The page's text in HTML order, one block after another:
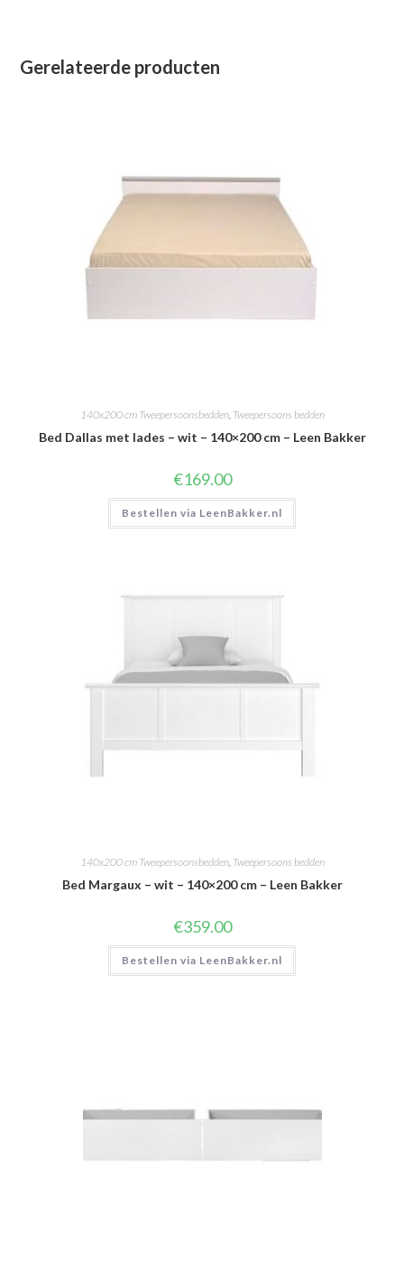
Gerelateerde producten
140x200 cm Tweepersoonsbedden, Tweepersoons bedden
Bed Dallas met lades – wit – 140×200 cm – Leen Bakker
€169.00
Bestellen via LeenBakker.nl
140x200 cm Tweepersoonsbedden, Tweepersoons bedden
Bed Margaux – wit – 140×200 cm – Leen Bakker
€359.00
Bestellen via LeenBakker.nl